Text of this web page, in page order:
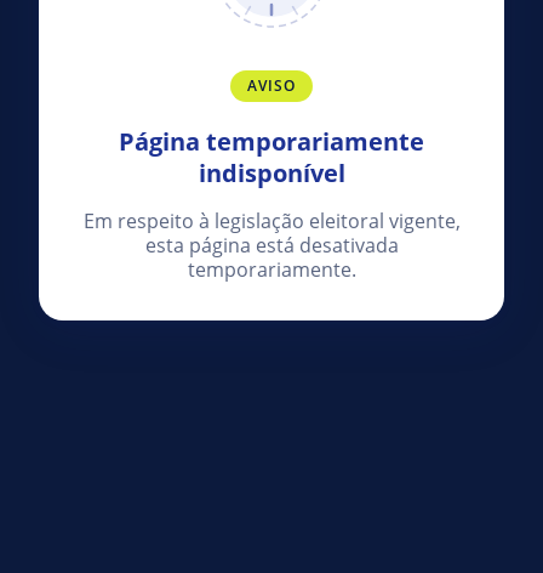
AVISO
Página temporariamente
indisponível
Em respeito à legislação eleitoral vigente,
esta página está desativada
temporariamente.